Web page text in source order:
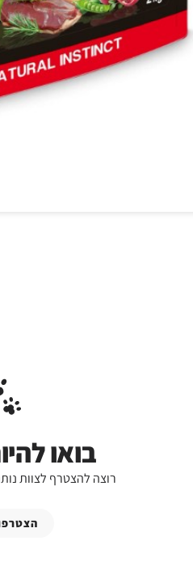
בואו
רוצה להצטרף לצוות